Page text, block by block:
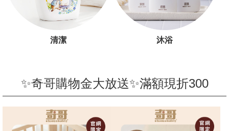
清潔 沐浴
✨奇哥購物金大放送✨滿額現折300